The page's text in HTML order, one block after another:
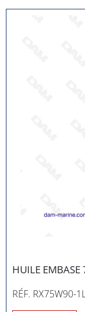
HUILE
RÉF. RX75W90-